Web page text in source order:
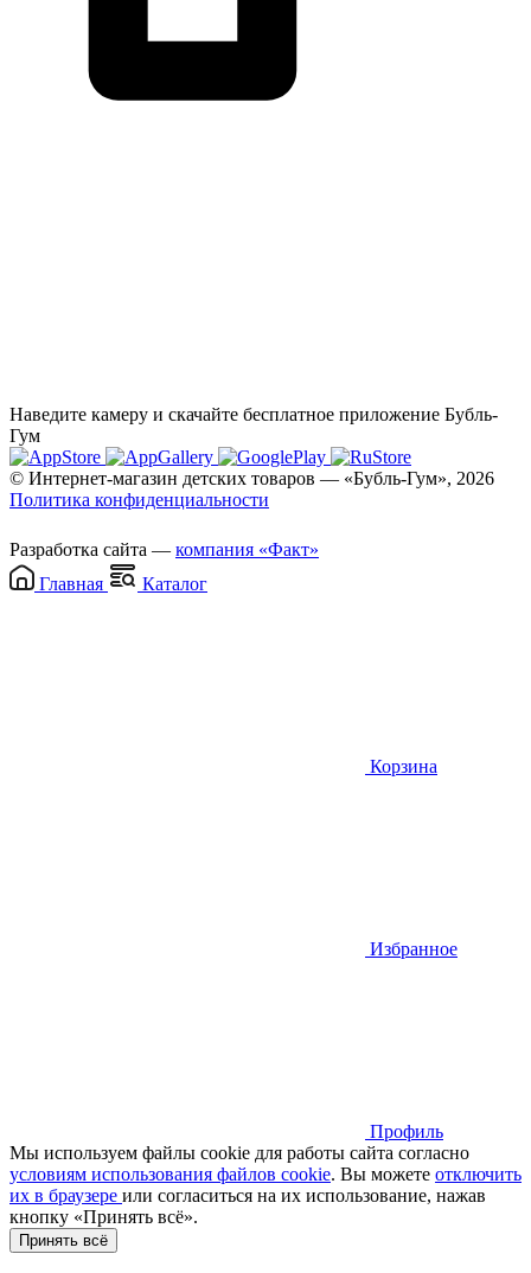
Наведите камеру и скачайте бесплатное приложение Бубль-
Гум
© Интернет-магазин детских товаров — «Бубль-Гум», 2026
Политика конфиденциальности
Разработка сайта — компания «Факт»
Главная
Каталог
Корзина
Избранное
Профиль
Мы используем файлы cookie для работы сайта согласно
условиям использования файлов cookie. Вы можете отключить
их в браузере или cогласиться на их использование, нажав
кнопку «Принять всё».
Принять всё